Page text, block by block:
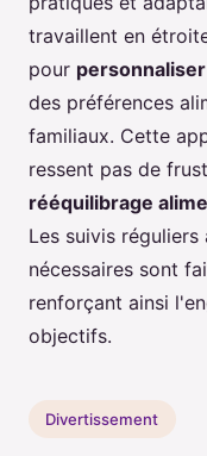
travaillent en
pour
des préférences
familiaux. Cette
ressent pas de
rééquilibrage
Les suivis
nécessaires sont
renforçant ainsi
objectifs.
Divertissement